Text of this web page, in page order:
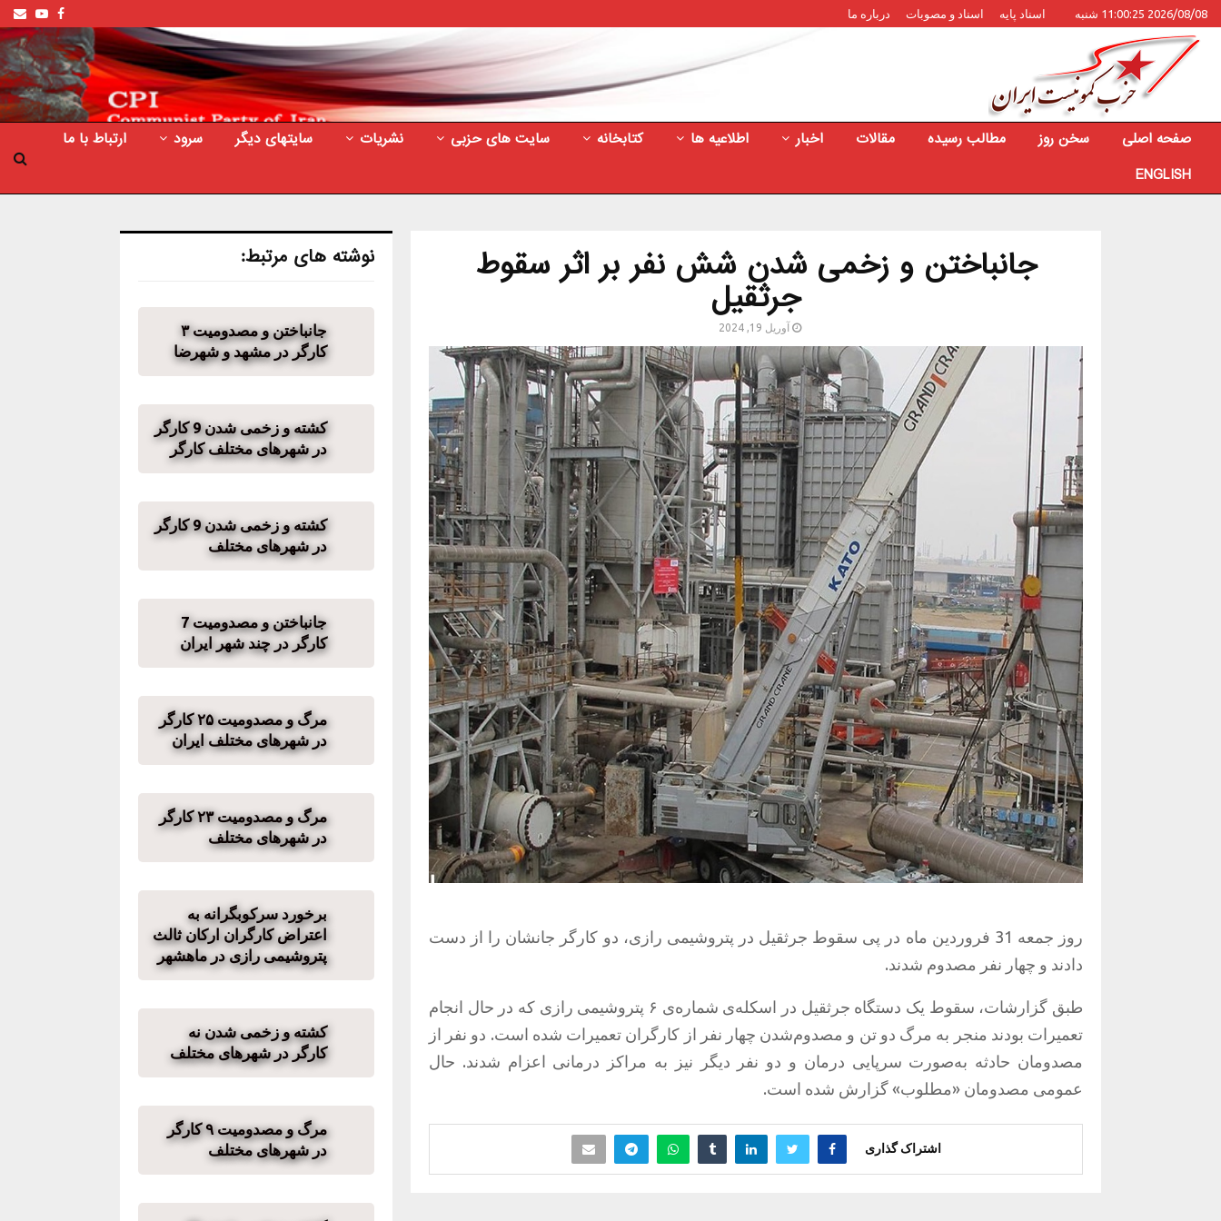
2026/08/08 11:00:25 شنبه اسناد پایه اسناد و مصوبات درباره ما Facebook
صفحه اصلی سخن روز مطالب رسیده مقالات اخبار اطلاعیه ها کتابخانه سایت های حزبی نشریات سایتهای دیگر سرود
ارتباط با ما
ENGLISH
جانباختن و زخمی شدن شش نفر بر اثر سقوط
جرثقیل
آوریل 19, 2024
روز جمعه 31 فروردین ماه در پی سقوط جرثقیل در پتروشیمی رازی، دو کارگر جانشان را از دست
دادند و چهار نفر مصدوم شدند.
طبق گزارشات، سقوط یک دستگاه جرثقیل در اسکله‌ی شماره‌ی ۶ پتروشیمی رازی که در حال انجام
تعمیرات بودند منجر به مرگ دو تن و مصدوم‌شدن چهار نفر از کارگران تعمیرات شده است. دو نفر از
مصدومان حادثه به‌صورت سرپایی درمان و دو نفر دیگر نیز به مراکز درمانی اعزام شدند. حال
عمومی مصدومان «مطلوب» گزارش شده است.
اشتراک گذاری
نوشته های مرتبط:
جانباختن و مصدومیت ۳
کارگر در مشهد و شهرضا
کشته و زخمی شدن 9 کارگر
در شهرهای مختلف کارگر
کشته و زخمی شدن 9 کارگر
در شهرهای مختلف
جانباختن و مصدومیت 7
کارگر در چند شهر ایران
مرگ و مصدومیت ۲۵ کارگر
در شهرهای مختلف ایران
مرگ و مصدومیت ۲۳ کارگر
در شهرهای مختلف
برخورد سرکوبگرانه به
اعتراض کارگران ارکان ثالث
پتروشیمی رازی در ماهشهر
کشته و زخمی شدن نه
کارگر در شهرهای مختلف
مرگ و مصدومیت ۹ کارگر
در شهرهای مختلف